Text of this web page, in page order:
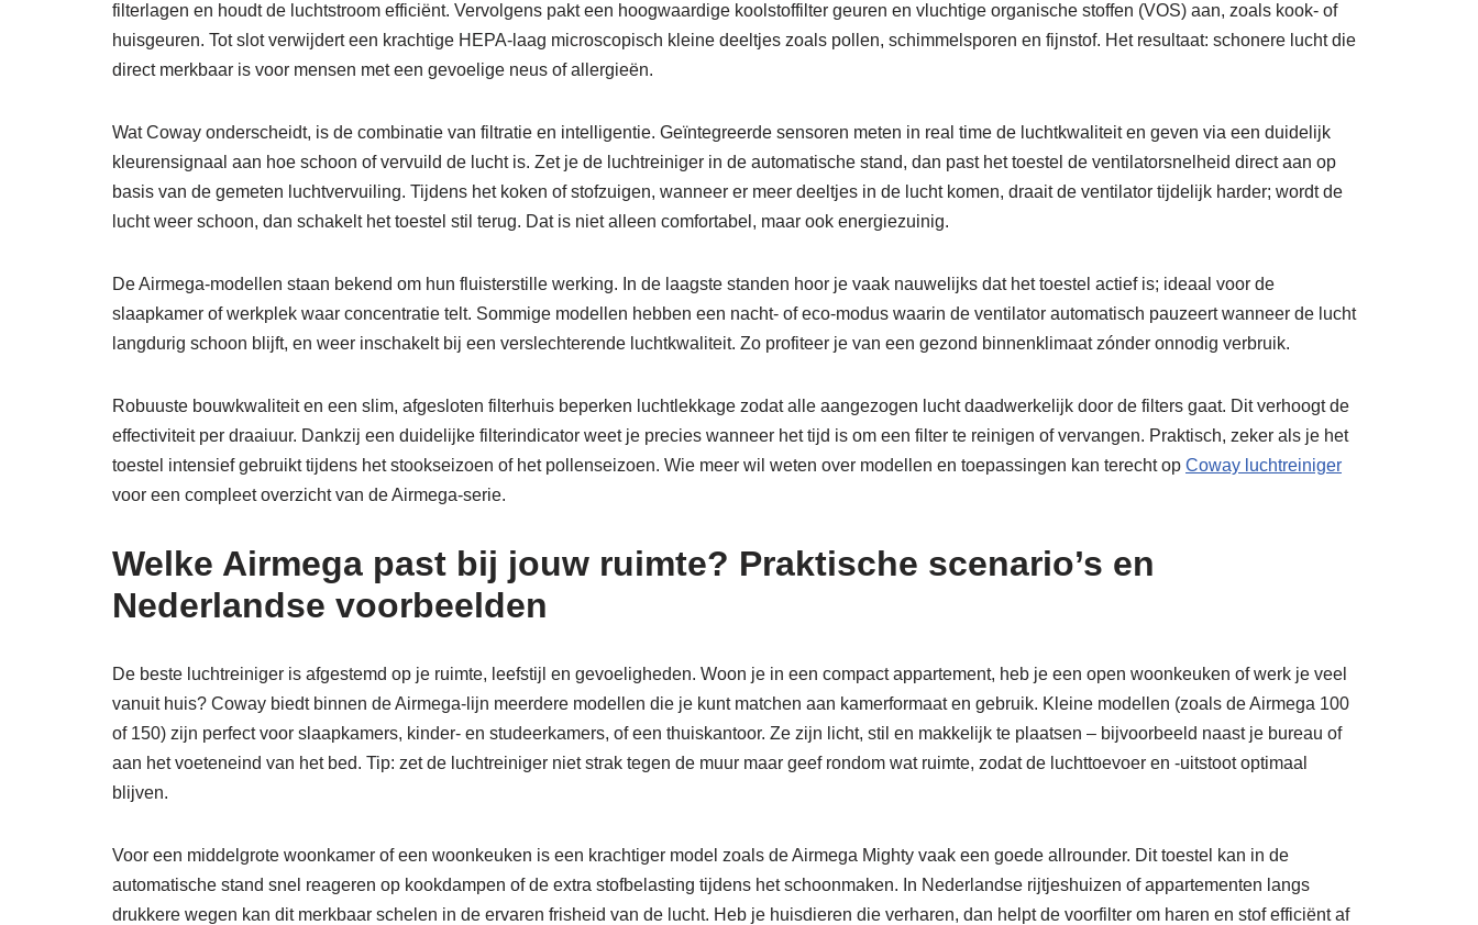
filterlagen en houdt de luchtstroom efficiënt. Vervolgens pakt een hoogwaardige koolstoffilter geuren en vluchtige organische stoffen (VOS) aan, zoals kook- of
huisgeuren. Tot slot verwijdert een krachtige HEPA-laag microscopisch kleine deeltjes zoals pollen, schimmelsporen en fijnstof. Het resultaat: schonere lucht die
direct merkbaar is voor mensen met een gevoelige neus of allergieën.
Wat Coway onderscheidt, is de combinatie van filtratie en intelligentie. Geïntegreerde sensoren meten in real time de luchtkwaliteit en geven via een duidelijk
kleurensignaal aan hoe schoon of vervuild de lucht is. Zet je de luchtreiniger in de automatische stand, dan past het toestel de ventilatorsnelheid direct aan op
basis van de gemeten luchtvervuiling. Tijdens het koken of stofzuigen, wanneer er meer deeltjes in de lucht komen, draait de ventilator tijdelijk harder; wordt de
lucht weer schoon, dan schakelt het toestel stil terug. Dat is niet alleen comfortabel, maar ook energiezuinig.
De Airmega-modellen staan bekend om hun fluisterstille werking. In de laagste standen hoor je vaak nauwelijks dat het toestel actief is; ideaal voor de
slaapkamer of werkplek waar concentratie telt. Sommige modellen hebben een nacht- of eco-modus waarin de ventilator automatisch pauzeert wanneer de lucht
langdurig schoon blijft, en weer inschakelt bij een verslechterende luchtkwaliteit. Zo profiteer je van een gezond binnenklimaat zónder onnodig verbruik.
Robuuste bouwkwaliteit en een slim, afgesloten filterhuis beperken luchtlekkage zodat alle aangezogen lucht daadwerkelijk door de filters gaat. Dit verhoogt de
effectiviteit per draaiuur. Dankzij een duidelijke filterindicator weet je precies wanneer het tijd is om een filter te reinigen of vervangen. Praktisch, zeker als je het
toestel intensief gebruikt tijdens het stookseizoen of het pollenseizoen. Wie meer wil weten over modellen en toepassingen kan terecht op Coway luchtreiniger
voor een compleet overzicht van de Airmega-serie.
Welke Airmega past bij jouw ruimte? Praktische scenario’s en
Nederlandse voorbeelden
De beste luchtreiniger is afgestemd op je ruimte, leefstijl en gevoeligheden. Woon je in een compact appartement, heb je een open woonkeuken of werk je veel
vanuit huis? Coway biedt binnen de Airmega-lijn meerdere modellen die je kunt matchen aan kamerformaat en gebruik. Kleine modellen (zoals de Airmega 100
of 150) zijn perfect voor slaapkamers, kinder- en studeerkamers, of een thuiskantoor. Ze zijn licht, stil en makkelijk te plaatsen – bijvoorbeeld naast je bureau of
aan het voeteneind van het bed. Tip: zet de luchtreiniger niet strak tegen de muur maar geef rondom wat ruimte, zodat de luchttoevoer en -uitstoot optimaal
blijven.
Voor een middelgrote woonkamer of een woonkeuken is een krachtiger model zoals de Airmega Mighty vaak een goede allrounder. Dit toestel kan in de
automatische stand snel reageren op kookdampen of de extra stofbelasting tijdens het schoonmaken. In Nederlandse rijtjeshuizen of appartementen langs
drukkere wegen kan dit merkbaar schelen in de ervaren frisheid van de lucht. Heb je huisdieren die verharen, dan helpt de voorfilter om haren en stof efficiënt af